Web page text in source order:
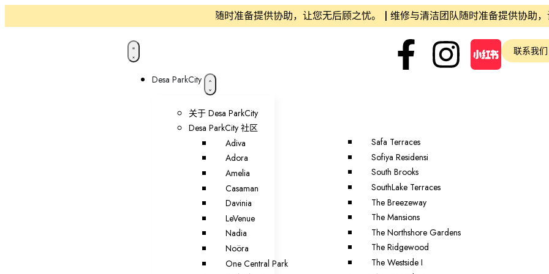
维修与清洁团队随时准备提供协助，让您无后顾之忧。 | 维修与清洁团队随时准备提供协助，
Desa ParkCity
关于 Desa ParkCity
Desa ParkCity 社区
Adiva
Adora
Amelia
Casaman
Davinia
LeVenue
Nadia
Noöra
One Central Park
Safa Terraces
Sofiya Residensi
South Brooks
SouthLake Terraces
The Breezeway
The Mansions
The Northshore Gardens
The Ridgewood
The Westside I
联系我们